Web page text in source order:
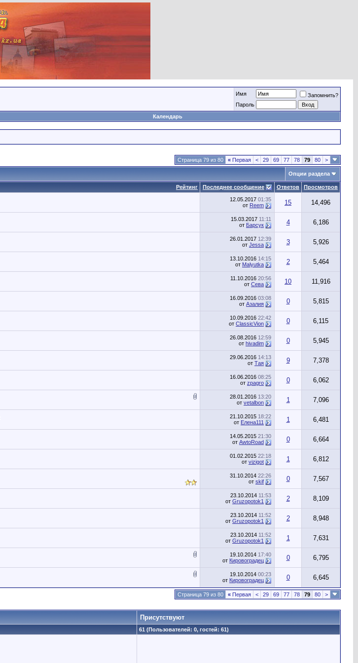
Имя
Запомнить?
Пароль
Календарь
Страница 79 из 80 « Первая < 29 69 77 78 79 80 >
Опции раздела
Рейтинг Последнее сообщение Ответов Просмотров
12.05.2017 01:35
от Reem 15 14,496
15.03.2017 11:11
от Барсук 4 6,186
26.01.2017 12:39
от Jessa 3 5,926
13.10.2016 14:15
от Malyutka 2 5,464
11.10.2016 20:56
от Сева 10 11,916
16.09.2016 03:08
от Азалия 0 5,815
10.09.2016 22:42
от ClassicVion 0 6,115
26.08.2016 12:59
от hivadim 0 5,945
29.06.2016 14:13
от Тая 9 7,378
16.06.2016 08:25
от zpagro 0 6,062
28.01.2016 13:20
от vetalbon 1 7,096
21.10.2015 18:22
от Елена111 1 6,481
14.05.2015 21:30
от AwtoRoad 0 6,664
01.02.2015 22:18
от vizigot 1 6,812
31.10.2014 22:26
от skif 0 7,567
23.10.2014 11:53
от Gruzopotok1 2 8,109
23.10.2014 11:52
от Gruzopotok1 2 8,948
23.10.2014 11:52
от Gruzopotok1 1 7,631
19.10.2014 17:40
от Кировоградец 0 6,795
19.10.2014 00:23
от Кировоградец 0 6,645
Страница 79 из 80 « Первая < 29 69 77 78 79 80 >
Присутствуют
61 (Пользователей: 0, гостей: 61)